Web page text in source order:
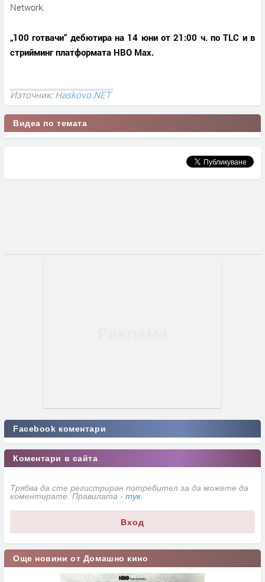
Network.
„100 готвачи“ дебютира на 14 юни от 21:00 ч. по TLC и в
стрийминг платформата HBO Max.
Източник:Haskovo.NET
Видеа по темата
Facebook коментари
Коментари в сайта
Трябва да сте регистриран потребител за да можете да
коментирате. Правилата - тук
Вход
Още новини от Домашно кино